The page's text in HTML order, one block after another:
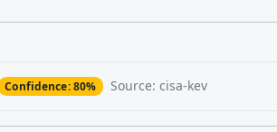
Confidence: 80% Source: cisa-kev